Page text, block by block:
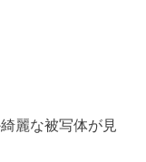
麗な被写体が見